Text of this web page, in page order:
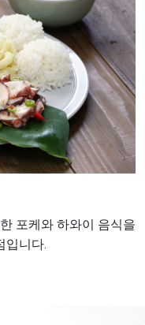
포케와 하와이 음식을
입니다.